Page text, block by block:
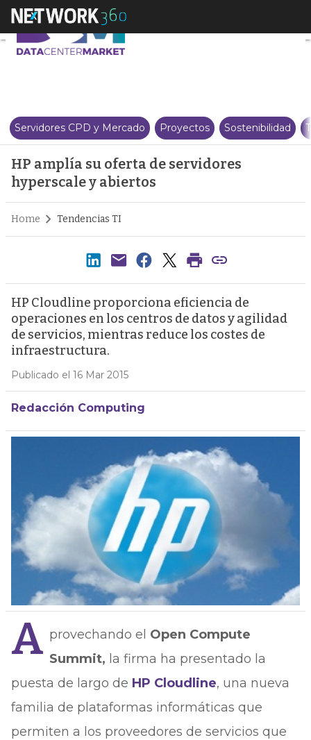
HP amplía su oferta de
Servidores CPD y Mercado Proyectos Sostenibilidad
HP amplía su oferta de servidores
hyperscale y abiertos
Home Tendencias TI
HP Cloudline proporciona eficiencia de
operaciones en los centros de datos y agilidad
de servicios, mientras reduce los costes de
infraestructura.
Publicado el 16 Mar 2015
Redacción Computing
A provechando el Open Compute
Summit, la firma ha presentado la
puesta de largo de HP Cloudline, una nueva
familia de plataformas informáticas que
permiten a los proveedores de servicios que